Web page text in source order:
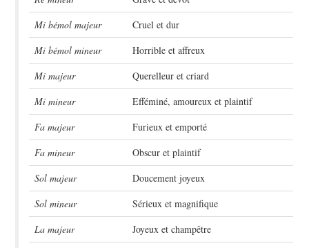
Mi bémol majeur
Cruel et dur
Mi bémol mineur
Horrible et affreux
Mi majeur
Querelleur et criard
Mi mineur
Efféminé, amoureux et plaintif
Fa majeur
Furieux et emporté
Fa mineur
Obscur et plaintif
Sol majeur
Doucement joyeux
Sol mineur
Sérieux et magnifique
La majeur
Joyeux et champêtre